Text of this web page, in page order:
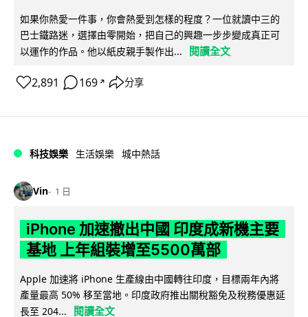
如果你熱愛一件事，你會熱愛到怎樣的程度？一位就讀中三的
巴士鐵路迷，選擇由零開始，把自己的興趣一步步變成真正可
以運作的作品。他以紙皮親手製作出...
閱讀全文
2,891 169 ↗ 分享
科技娛樂 生活娛樂 城中熱話
Vin 1 日
iPhone 加速撤出中國 印度成新機主要
基地 上年組裝增至5500萬部
Apple 加速將 iPhone 生產線由中國轉往印度，目標兩年內將
產量最高 50% 移至當地。印度政府推出關稅豁免及稅務優惠延
長至 204...
閱讀全文